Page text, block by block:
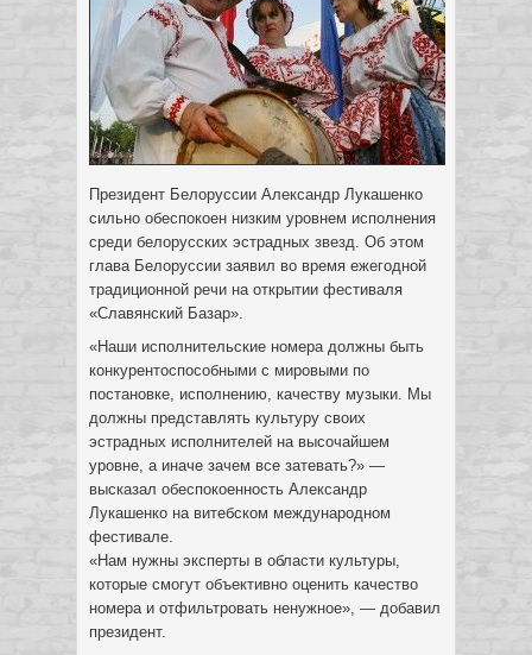
Президент Белоруссии Александр Лукашенко
сильно обеспокоен низким уровнем исполнения
среди белорусских эстрадных звезд. Об этом
глава Белоруссии заявил во время ежегодной
традиционной речи на открытии фестиваля
«Славянский Базар».
«Наши исполнительские номера должны быть
конкурентоспособными с мировыми по
постановке, исполнению, качеству музыки. Мы
должны представлять культуру своих
эстрадных исполнителей на высочайшем
уровне, а иначе зачем все затевать?» —
высказал обеспокоенность Александр
Лукашенко на витебском международном
фестивале.
«Нам нужны эксперты в области культуры,
которые смогут объективно оценить качество
номера и отфильтровать ненужное», — добавил
президент.